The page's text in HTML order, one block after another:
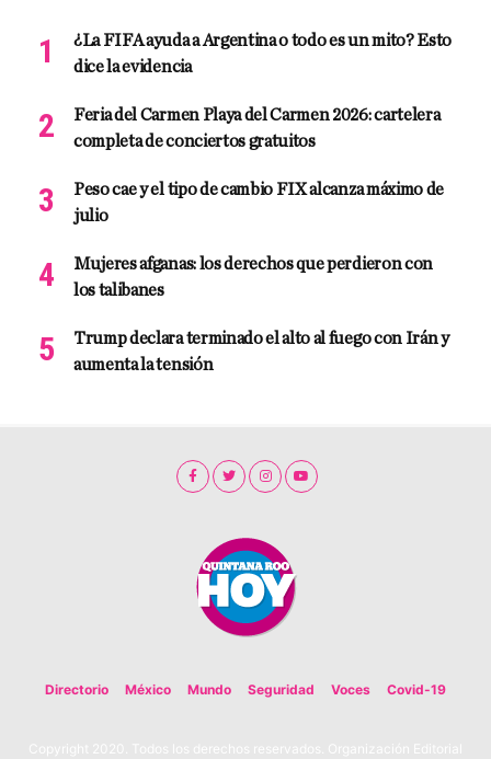
¿La FIFA ayuda a Argentina o todo es un mito? Esto
dice la evidencia
Feria del Carmen Playa del Carmen 2026: cartelera
completa de conciertos gratuitos
Peso cae y el tipo de cambio FIX alcanza máximo de
julio
Mujeres afganas: los derechos que perdieron con
los talibanes
Trump declara terminado el alto al fuego con Irán y
aumenta la tensión
Directorio México Mundo Seguridad Voces Covid-19